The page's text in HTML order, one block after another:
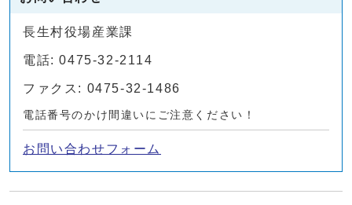
長生村役場産業課
電話: 0475-32-2114
ファクス: 0475-32-1486
電話番号のかけ間違いにご注意ください！
お問い合わせフォーム